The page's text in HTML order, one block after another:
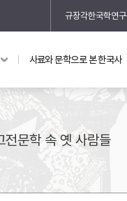
규장각한국학연
지리지
야기
사료와 문학으로 본 한국사
전문학 속 옛 사람들